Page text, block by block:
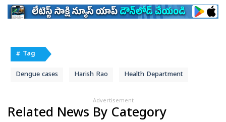
# Tag
Dengue cases Harish Rao Health Department
Advertisement
Related News By Category